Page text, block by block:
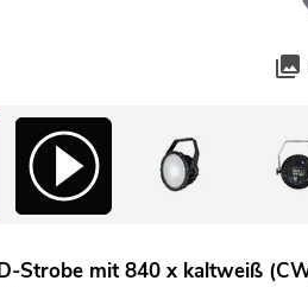
Strobe mit 840 x kaltweiß